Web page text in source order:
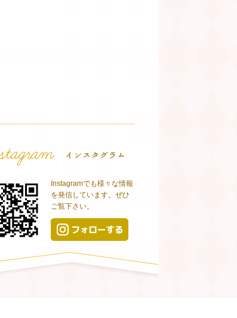
Instagramでも様々な情報
を発信しています。ぜひ
ご覧下さい。